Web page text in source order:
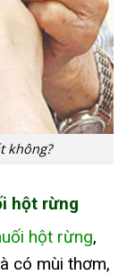
không?
hột rừng
hột rừng,
có mùi thơm,